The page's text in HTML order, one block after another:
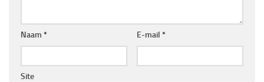
Naam * E-mail *
Site